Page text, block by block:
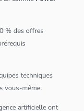
% des offres
techniques
vous-même.
artificielle ont